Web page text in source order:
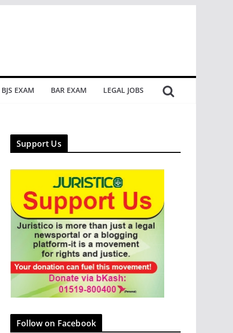
BJS EXAM BAR EXAM LEGAL JOBS
Support Us
Follow on Facebook